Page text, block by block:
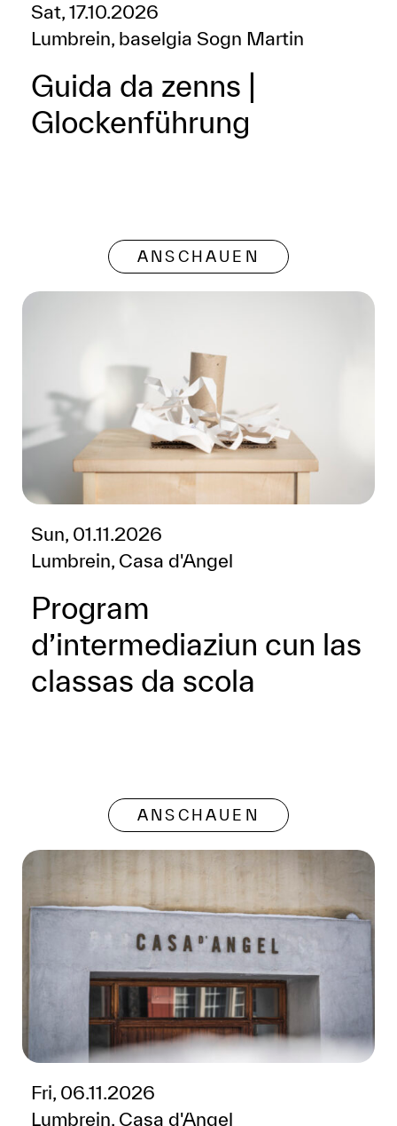
Sat, 17.10.2026
Lumbrein, baselgia Sogn Martin
Guida da zenns |
Glockenführung
ANSCHAUEN
Sun, 01.11.2026
Lumbrein, Casa d'Angel
Program
d’intermediaziun cun las
classas da scola
ANSCHAUEN
Fri, 06.11.2026
Lumbrein, Casa d'Angel